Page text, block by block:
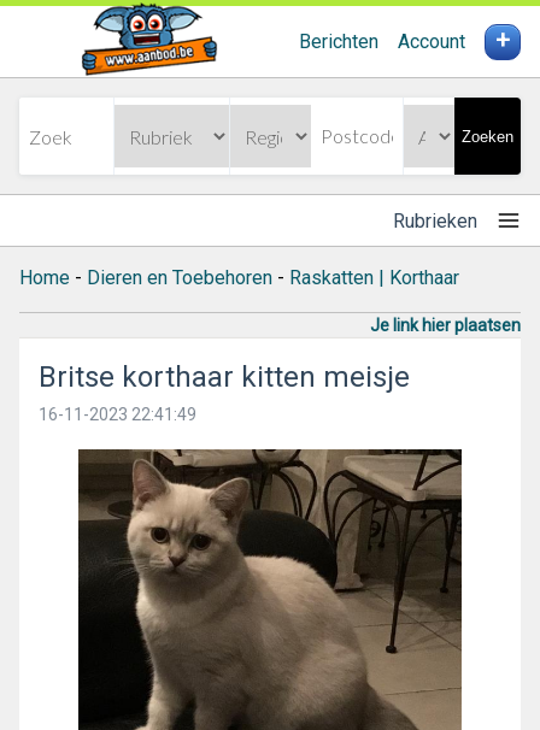
Berichten Account +
Zoeken
Rubrieken
Home - Dieren en Toebehoren - Raskatten | Korthaar
Je link hier plaatsen
Britse korthaar kitten meisje
16-11-2023 22:41:49